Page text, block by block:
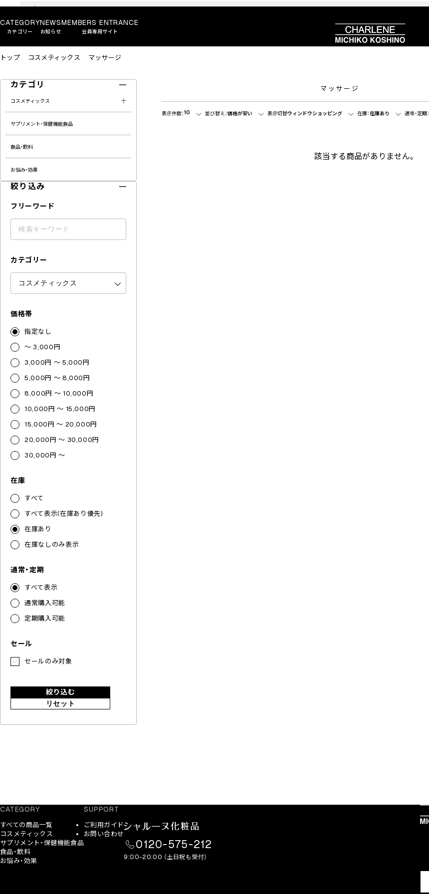
CATEGORY
カテゴリー
NEWS
お知らせ
MEMBERS ENTRANCE
会員専用サイト
トップ コスメティックス マッサージ
カテゴリ
コスメティックス
サプリメント・保健機能食品
食品・飲料
お悩み・効果
絞り込み
フリーワード
カテゴリー
価格帯
指定なし
～ 3,000円
3,000円 ～ 5,000円
5,000円 ～ 8,000円
8,000円 ～ 10,000円
10,000円 ～ 15,000円
15,000円 ～ 20,000円
20,000円 ～ 30,000円
30,000円 ～
在庫
すべて
すべて表示(在庫あり優先)
在庫あり
在庫なしのみ表示
通常・定期
すべて表示
通常購入可能
定期購入可能
セール
セールのみ対象
絞り込む
リセット
マッサージ
表示件数：10 並び替え：価格が安い 表示切替ウィンドウショッピング 在庫：在庫あり 通常・定期：
該当する商品がありません。
CATEGORY
すべての商品一覧
コスメティックス
サプリメント・保健機能食品
食品・飲料
お悩み・効果
SUPPORT
ご利用ガイド
お問い合わせ
0120-575-212
9:00-20:00 （土日祝も受付）